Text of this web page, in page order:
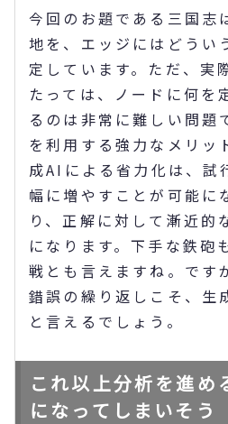
今回のお題である三国志
地を、エッジにはどうい
定しています。ただ、実
たっては、ノードに何を
るのは非常に難しい問題
を利用する強力なメリッ
成AIによる省力化は、試
幅に増やすことが可能に
り、正解に対して漸近的
になります。下手な鉄砲
戦とも言えますね。です
錯誤の繰り返しこそ、生
と言えるでしょう。
これ以上分析を進め
になってしまいそう